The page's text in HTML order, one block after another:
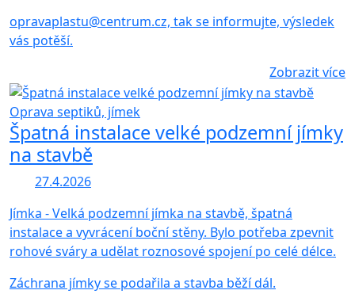
opravaplastu@centrum.cz, tak se informujte, výsledek
vás potěší.
Zobrazit více
Oprava septiků, jímek
Špatná instalace velké podzemní jímky
na stavbě
27.4.2026
Jímka - Velká podzemní jímka na stavbě, špatná
instalace a vyvrácení boční stěny. Bylo potřeba zpevnit
rohové sváry a udělat roznosové spojení po celé délce.
Záchrana jímky se podařila a stavba běží dál.